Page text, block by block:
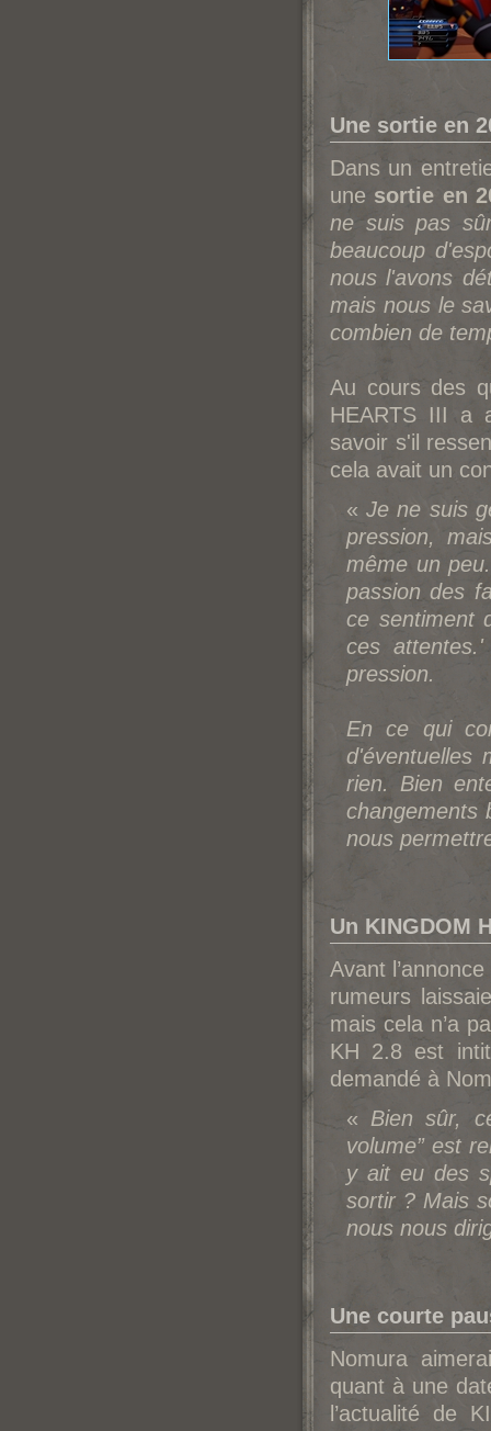
Une sortie en
Dans un
une sortie en
ne suis pas
beaucoup
nous l'avons
mais nous le
combien de
Au cours des
HEARTS III a
savoir s'il
cela avait un
«Je ne suis
pression,
même un
passion des
ce sentiment
ces
pression.
En ce qui
d'éventuelles
rien. Bien
changements
nous
Un KINGDOM
Avant
rumeurs
mais cela n’a
KH 2.8 est
demandé à No
« Bien sûr,
volume” est
y ait eu des
sortir ? Mais
nous nous
Une courte
Nomura
quant à une
l’actualité de